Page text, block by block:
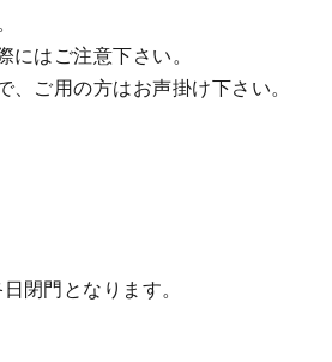
にはご注意下さい。
ご用の方はお声掛け下さい。
閉門となります。